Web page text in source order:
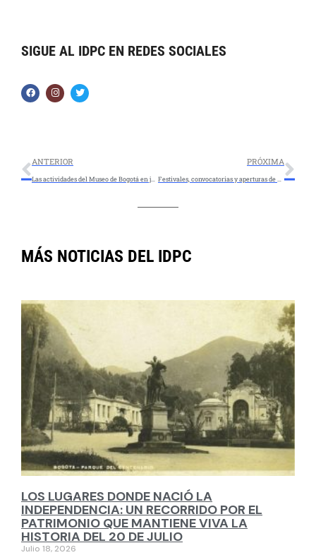
SIGUE AL IDPC EN REDES SOCIALES
ANTERIOR
Las actividades del Museo de Bogotá en julio invitan a conversar sobre cómo vivimos juntos la ciudad
PRÓXIMA
Festivales, convocatorias y aperturas de exposiciones durante julio en los museos de Bogotá
MÁS NOTICIAS DEL IDPC
LOS LUGARES DONDE NACIÓ LA
INDEPENDENCIA: UN RECORRIDO POR EL
PATRIMONIO QUE MANTIENE VIVA LA
HISTORIA DEL 20 DE JULIO
Julio 18, 2026